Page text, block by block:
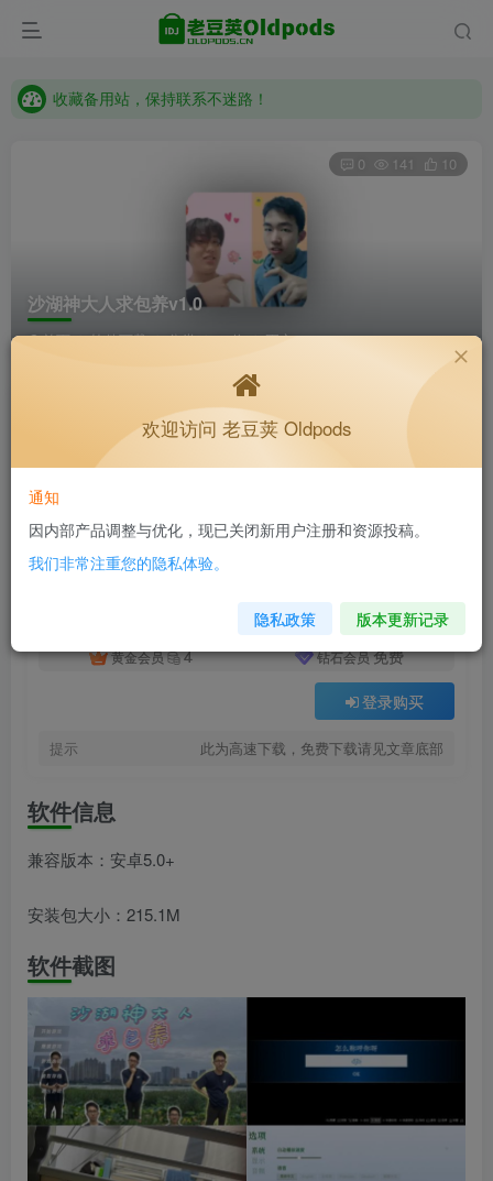
收藏备用站，保持联系不迷路！
收藏备用站，保持联系不迷路！
沙湖神大人求包养v1.0
首页 软件下载 分类 64位 正文
0 141 10
2个月前更新
沙湖神大人求包养v1.0
此内容为付费资源，请付费后查看
8积分
黄金会员 4 钻石会员免费
登录购买
提示 此为高速下载，免费下载请见文章底部
付费资源
软件信息
兼容版本：安卓5.0+
安装包大小：215.1M
软件截图
欢迎访问 老豆荚 Oldpods
通知
因内部产品调整与优化，现已关闭新用户注册和资源投稿。
我们非常注重您的隐私体验。
隐私政策 版本更新记录